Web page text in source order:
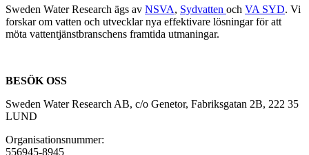
Sweden Water Research ägs av NSVA, Sydvatten och VA SYD. Vi
forskar om vatten och utvecklar nya effektivare lösningar för att
möta vattentjänstbranschens framtida utmaningar.
BESÖK OSS
Sweden Water Research AB, c/o Genetor, Fabriksgatan 2B, 222 35
LUND
Organisationsnummer:
556945-8945